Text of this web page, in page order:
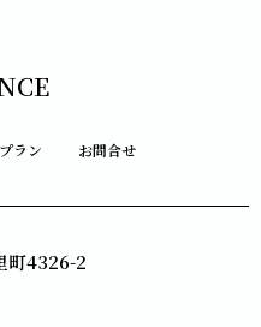
ラン お問合せ
町4326-2